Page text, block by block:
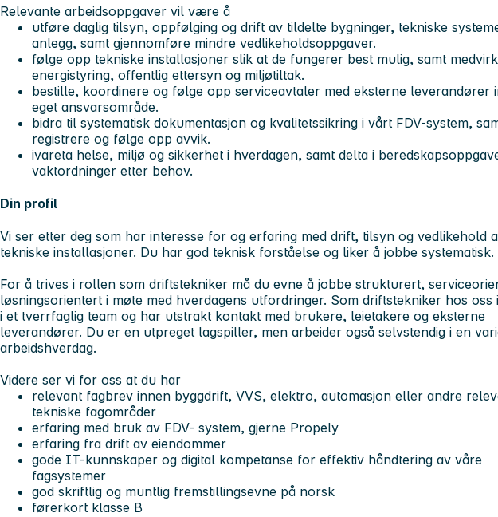
Relevante arbeidsoppgaver vil være å
utføre daglig tilsyn, oppfølging og drift av tildelte bygninger, tekniske
anlegg, samt gjennomføre mindre vedlikeholdsoppgaver.
følge opp tekniske installasjoner slik at de fungerer best mulig, samt
energistyring, offentlig ettersyn og miljøtiltak.
bestille, koordinere og følge opp serviceavtaler med eksterne leverandører
eget ansvarsområde.
bidra til systematisk dokumentasjon og kvalitetssikring i vårt FDV-system,
registrere og følge opp avvik.
ivareta helse, miljø og sikkerhet i hverdagen, samt delta i
vaktordninger etter behov.
Din profil
Vi ser etter deg som har interesse for og erfaring med drift, tilsyn og vedlikehold
tekniske installasjoner. Du har god teknisk forståelse og liker å jobbe systematisk.
For å trives i rollen som driftstekniker må du evne å jobbe strukturert,
løsningsorientert i møte med hverdagens utfordringer. Som driftstekniker hos oss
i et tverrfaglig team og har utstrakt kontakt med brukere, leietakere og eksterne
leverandører. Du er en utpreget lagspiller, men arbeider også selvstendig i en
arbeidshverdag.
Videre ser vi for oss at du har
relevant fagbrev innen byggdrift, VVS, elektro, automasjon eller andre
tekniske fagområder
erfaring med bruk av FDV- system, gjerne Propely
erfaring fra drift av eiendommer
gode IT-kunnskaper og digital kompetanse for effektiv håndtering av våre
fagsystemer
god skriftlig og muntlig fremstillingsevne på norsk
førerkort klasse B